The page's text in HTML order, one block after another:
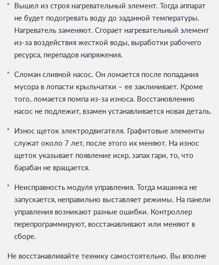
Вышел из строя нагревательный элемент. Тогда аппарат
не будет подогревать воду до заданной температуры.
Нагреватель заменяют. Сгорает нагревательный элемент
из-за воздействия жесткой воды, выработки рабочего
ресурса, перепадов напряжения.
Сломан сливной насос. Он ломается после попадания
мусора в лопасти крыльчатки – ее заклинивает. Кроме
того, ломается помпа из-за износа. Восстановлению
насос не подлежит, взамен устанавливается новая деталь.
Износ щеток электродвигателя. Графитовые элементы
служат около 7 лет, после этого их меняют. На износ
щеток указывает появление искр, запах гари, то, что
барабан не вращается.
Неисправность модуля управления. Тогда машинка не
запускается, неправильно выставляет режимы. На панели
управления возникают разные ошибки. Контроллер
перепрограммируют, восстанавливают или меняют в
сборе.
Не восстанавливайте технику самостоятельно. Вы вполне